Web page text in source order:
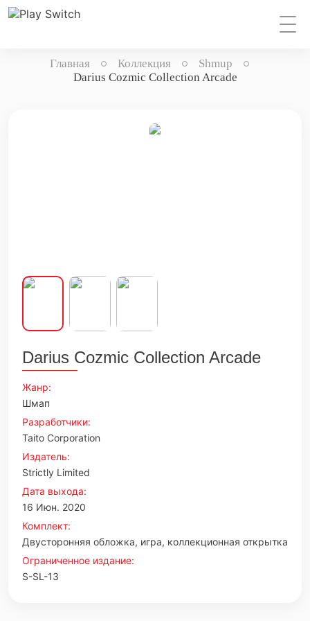
Главная Коллекция
Shmup
Darius Cozmic Collection Arcade
Darius Cozmic Collection Arcade
Жанр:
Шмап
Разработчики:
Taito Corporation
Издатель:
Strictly Limited
Дата выхода:
16 Июн. 2020
Комплект:
Двусторонняя обложка, игра, коллекционная открытка
Ограниченное издание:
S-SL-13